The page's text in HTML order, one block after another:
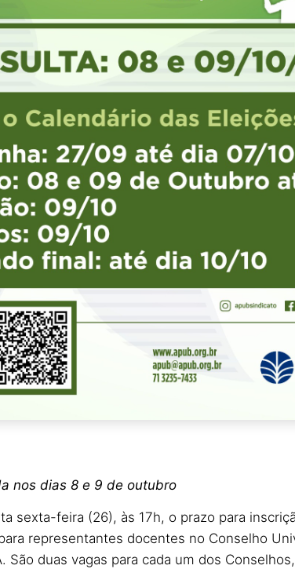
nos dias 8 e 9 de outubro
sexta-feira (26), às 17h, o prazo para
representantes docentes no Conselho
São duas vagas para cada um dos